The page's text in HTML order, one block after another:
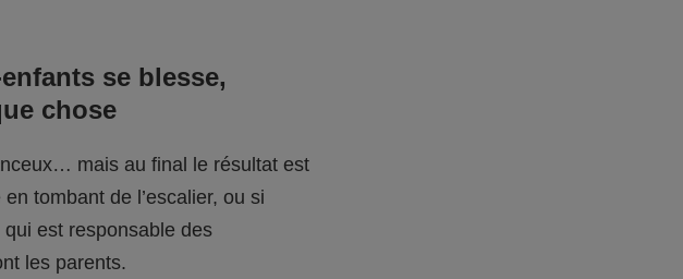
se blesse,
chose
mais au final le résultat est
tombant de l’escalier, ou si
est responsable des
les parents.